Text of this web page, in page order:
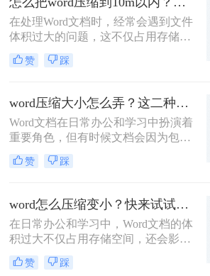
尤为重要。那么如何把word压缩小一
点呢？本文将介绍两种压缩Word文档
的方法。
在处理Word文档时，经常会遇到文件
体积过大的问题，这不仅占用存储空
间，还影响文件的传输速度。那么怎
么把word压缩到10m以内呢？本文将
的方法，帮助用户轻松优化Word文
档。
赞 踩
word压缩大小怎么弄？这二种压缩方法很实用！
Word文档在日常办公和学习中扮演着
重要角色，但有时候文档会因为包含
大量图片、复杂的格式或嵌入对象而
变得庞大，这不仅会占用大量存储空
速度。因此，压缩Word文档大小成为
一项必要的任务。那么word压缩大小
怎么弄呢？本文将介绍两种压缩Word
文档大小的方法。
赞 踩
word怎么压缩变小？快来试试这些压缩方法！
在日常办公和学习中，Word文档的体
积过大不仅占用存储空间，还会影响
传输速度。那么word怎么压缩变小
呢？为了帮助您有效地减小Word文档
赞 踩